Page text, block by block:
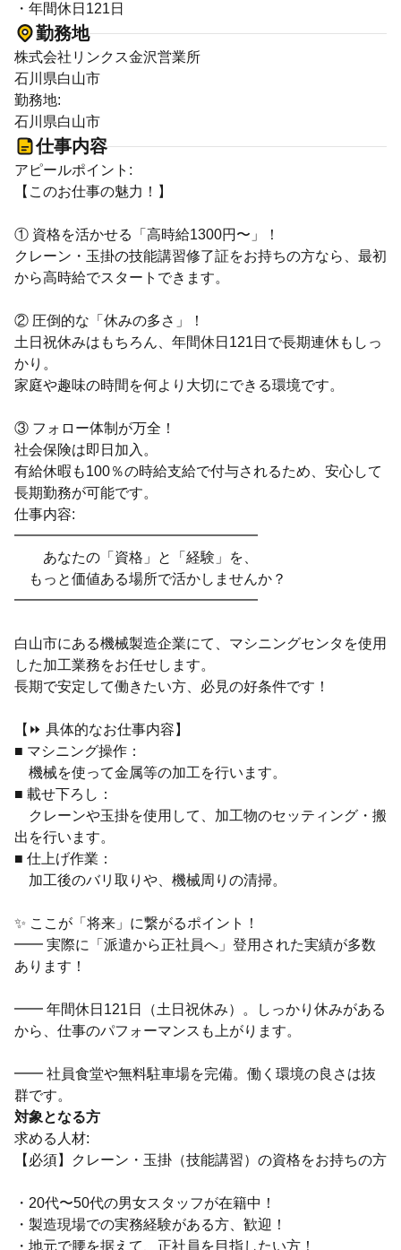
・年間休日121日
勤務地
株式会社リンクス金沢営業所
石川県白山市
勤務地:
石川県白山市
仕事内容
アピールポイント:
【このお仕事の魅力！】
① 資格を活かせる「高時給1300円〜」！
クレーン・玉掛の技能講習修了証をお持ちの方なら、最初
から高時給でスタートできます。
② 圧倒的な「休みの多さ」！
土日祝休みはもちろん、年間休日121日で長期連休もしっ
かり。
家庭や趣味の時間を何より大切にできる環境です。
③ フォロー体制が万全！
社会保険は即日加入。
有給休暇も100％の時給支給で付与されるため、安心して
長期勤務が可能です。
仕事内容:
━━━━━━━━━━━━━━━━━
あなたの「資格」と「経験」を、
もっと価値ある場所で活かしませんか？
━━━━━━━━━━━━━━━━━
白山市にある機械製造企業にて、マシニングセンタを使用
した加工業務をお任せします。
長期で安定して働きたい方、必見の好条件です！
【⏩ 具体的なお仕事内容】
■ マシニング操作：
機械を使って金属等の加工を行います。
■ 載せ下ろし：
クレーンや玉掛を使用して、加工物のセッティング・搬
出を行います。
■ 仕上げ作業：
加工後のバリ取りや、機械周りの清掃。
✨ ここが「将来」に繋がるポイント！
━━ 実際に「派遣から正社員へ」登用された実績が多数
あります！
━━ 年間休日121日（土日祝休み）。しっかり休みがある
から、仕事のパフォーマンスも上がります。
━━ 社員食堂や無料駐車場を完備。働く環境の良さは抜
群です。
対象となる方
求める人材:
【必須】クレーン・玉掛（技能講習）の資格をお持ちの方
・20代〜50代の男女スタッフが在籍中！
・製造現場での実務経験がある方、歓迎！
・地元で腰を据えて、正社員を目指したい方！